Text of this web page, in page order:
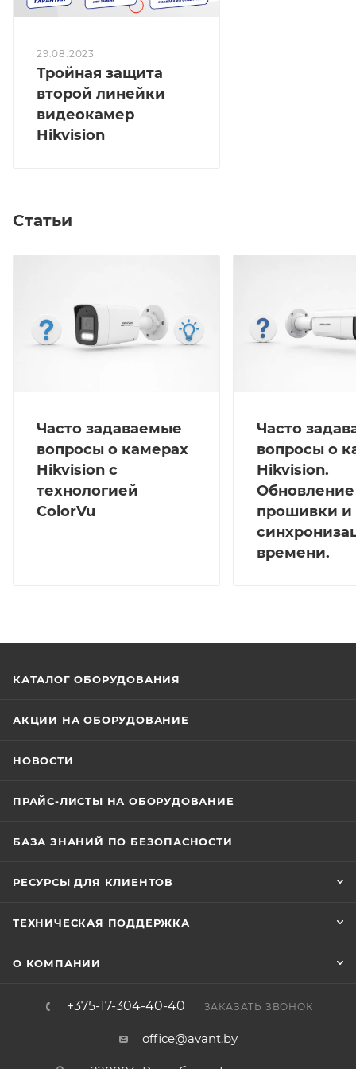
29.08.2023
Тройная защита
второй линейки
видеокамер
Hikvision
Статьи
Часто задаваемые
вопросы о камерах
Hikvision с
технологией
ColorVu
Часто
вопросы о
Hikvision.
Обновление
прошивки и
времени.
КАТАЛОГ ОБОРУДОВАНИЯ
АКЦИИ НА ОБОРУДОВАНИЕ
НОВОСТИ
ПРАЙС-ЛИСТЫ НА ОБОРУДОВАНИЕ
БАЗА ЗНАНИЙ ПО БЕЗОПАСНОСТИ
РЕСУРСЫ ДЛЯ КЛИЕНТОВ
ТЕХНИЧЕСКАЯ ПОДДЕРЖКА
О КОМПАНИИ
+375-17-304-40-40 ЗАКАЗАТЬ ЗВОНОК
office@avant.by